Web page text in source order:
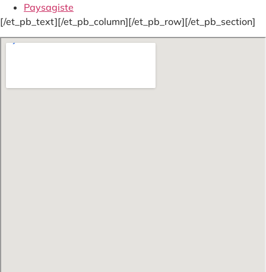
Paysagiste
[/et_pb_text][/et_pb_column][/et_pb_row][/et_pb_section]